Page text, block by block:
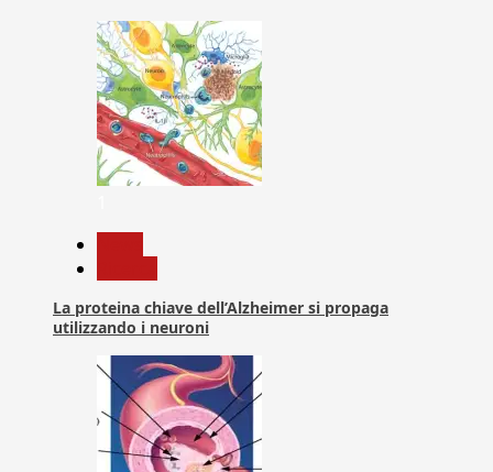
La proteina chiave dell’Alzheimer si propaga
utilizzando i neuroni